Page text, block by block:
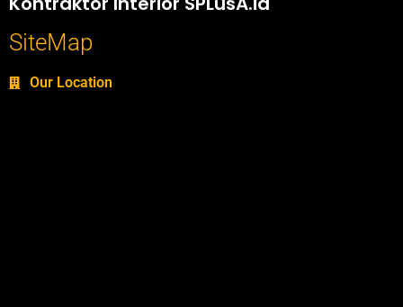
SiteMap
Our Location